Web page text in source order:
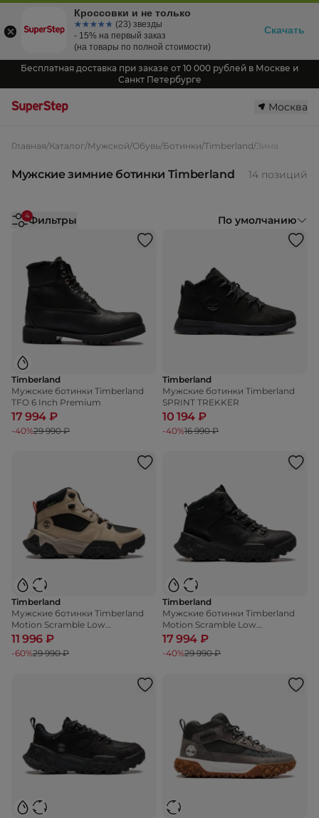
Бесплатная доставка при заказе от 10 000 рублей в Москве и
Санкт Петербурге
Москва
Главная/Каталог/Мужской/Обувь/Ботинки/Timberland/Зима
Мужские зимние ботинки Timberland 14 позиций
4Фильтры По умолчанию
Timberland
Мужские ботинки Timberland
TFO 6 Inch Premium
17 994 ₽
-40%29 990 ₽
Timberland
Мужские ботинки Timberland
SPRINT TREKKER
10 194 ₽
-40%16 990 ₽
Timberland
Мужские ботинки Timberland
Motion Scramble Low
WaterProof
11 996 ₽
-60%29 990 ₽
Timberland
Мужские ботинки Timberland
Motion Scramble Low
WaterProof
17 994 ₽
-40%29 990 ₽
Кроссовки и не только
☆☆☆☆☆
★★★★★ (23) звезды
- 15% на первый заказ
(на товары по полной стоимости)
Скачать